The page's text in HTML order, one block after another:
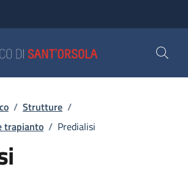
pane
/ Strutture /
trapianto / Predialisi